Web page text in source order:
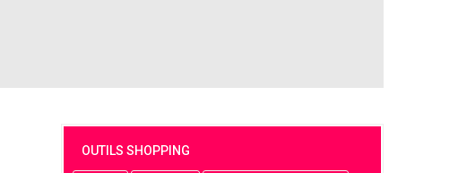
OUTILS SHOPPING